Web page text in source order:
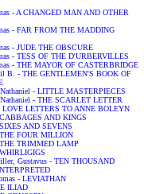
- A CHANGED MAN AND OTHER
- FAR FROM THE MADDING
- JUDE THE OBSCURE
- TESS OF THE D'URBERVILLES
- THE MAYOR OF CASTERBRIDGE
B. - THE GENTLEMEN'S BOOK OF
- LITTLE MASTERPIECES
- THE SCARLET LETTER
LOVE LETTERS TO ANNE BOLEYN
AND KINGS
AND SEVENS
FOUR MILLION
TRIMMED LAMP
Gustavus - TEN THOUSAND
- LEVIATHAN
ILIAD